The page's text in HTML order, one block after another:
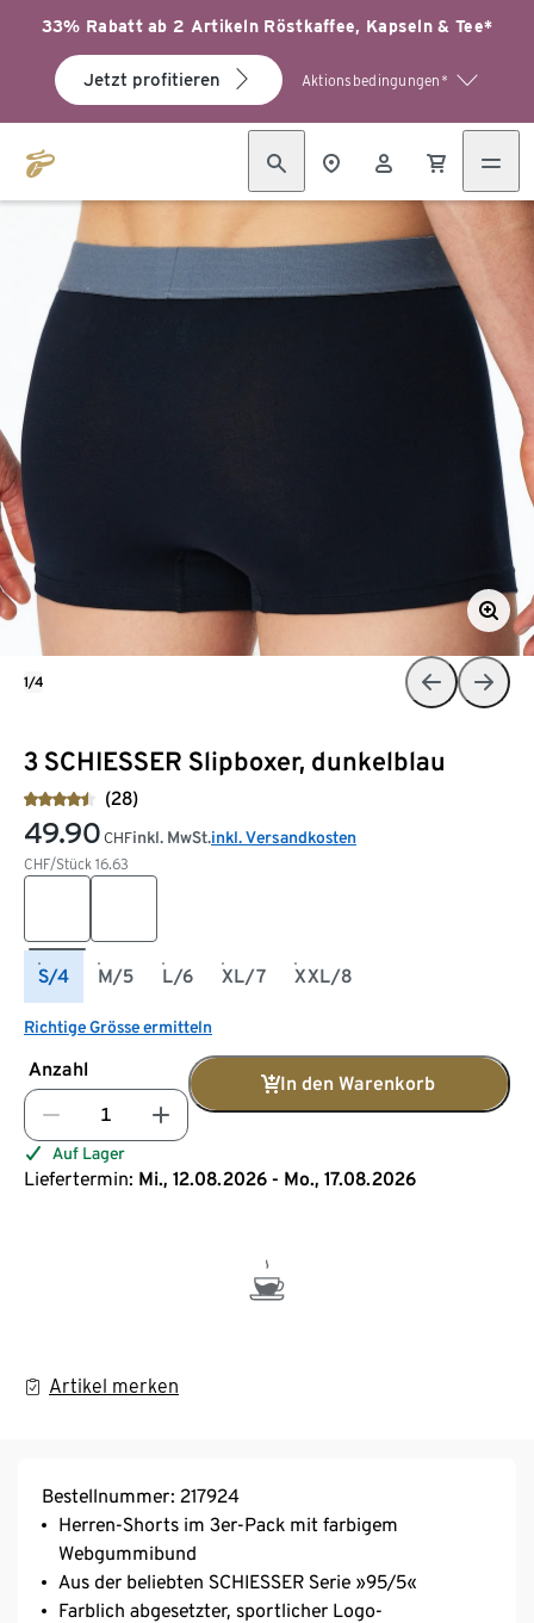
33% Rabatt ab 2 Artikeln Röstkaffee, Kapseln & Tee*
Jetzt profitieren Aktionsbedingungen*
3 SCHIESSER Slipboxer, dunkelblau
(28)
49.90 CHF
CHF/Stück 16.63
inkl. MwSt.inkl. Versandkosten
S/4 M/5 L/6 XL/7 XXL/8
Richtige Grösse ermitteln
Anzahl
In den Warenkorb
Auf Lager
Liefertermin: Mi., 12.08.2026 - Mo., 17.08.2026
Artikel merken
1/4
Bestellnummer: 217924
Herren-Shorts im 3er-Pack mit farbigem
Webgummibund
Aus der beliebten SCHIESSER Serie »95/5«
Farblich abgesetzter, sportlicher Logo-